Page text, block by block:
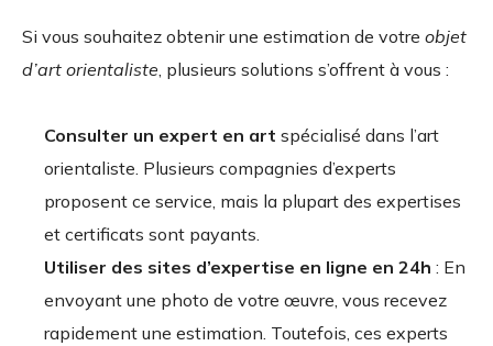
Si vous souhaitez obtenir une estimation de votre objet
d’art orientaliste, plusieurs solutions s’offrent à vous :
Consulter un expert en art spécialisé dans l’art
orientaliste. Plusieurs compagnies d’experts
proposent ce service, mais la plupart des expertises
et certificats sont payants.
Utiliser des sites d’expertise en ligne en 24h : En
envoyant une photo de votre œuvre, vous recevez
rapidement une estimation. Toutefois, ces experts